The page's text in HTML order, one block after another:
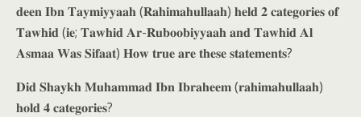
𝐝𝐞𝐞𝐧 𝐈𝐛𝐧 𝐓𝐚𝐲𝐦𝐢𝐲𝐲𝐚𝐚𝐡 (𝐑𝐚𝐡𝐢𝐦𝐚𝐡𝐮𝐥𝐥𝐚𝐚𝐡) 𝐡𝐞𝐥𝐝 𝟐 𝐜𝐚𝐭𝐞𝐠𝐨𝐫𝐢𝐞𝐬 𝐨𝐟
𝐓𝐚𝐰𝐡𝐢𝐝 (𝐢𝐞; 𝐓𝐚𝐰𝐡𝐢𝐝 𝐀𝐫-𝐑𝐮𝐛𝐨𝐨𝐛𝐢𝐲𝐲𝐚𝐚𝐡 𝐚𝐧𝐝 𝐓𝐚𝐰𝐡𝐢𝐝 𝐀𝐥
𝐀𝐬𝐦𝐚𝐚 𝐖𝐚𝐬 𝐒𝐢𝐟𝐚𝐚𝐭) 𝐇𝐨𝐰 𝐭𝐫𝐮𝐞 𝐚𝐫𝐞 𝐭𝐡𝐞𝐬𝐞 𝐬𝐭𝐚𝐭𝐞𝐦𝐞𝐧𝐭𝐬?
𝐃𝐢𝐝 𝐒𝐡𝐚𝐲𝐤𝐡 𝐌𝐮𝐡𝐚𝐦𝐦𝐚𝐝 𝐈𝐛𝐧 𝐈𝐛𝐫𝐚𝐡𝐞𝐞𝐦 (𝐫𝐚𝐡𝐢𝐦𝐚𝐡𝐮𝐥𝐥𝐚𝐚𝐡)
𝐡𝐨𝐥𝐝 𝟒 𝐜𝐚𝐭𝐞𝐠𝐨𝐫𝐢𝐞𝐬?